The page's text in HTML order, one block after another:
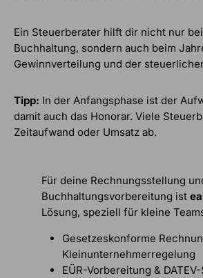
Ein Steuerberater hilft dir nicht nur
Buchhaltung, sondern auch beim
Gewinnverteilung und der
Tipp: In der Anfangsphase ist der
damit auch das Honorar. Viele
Zeitaufwand oder Umsatz ab.
Für deine Rechnungsstellung
Buchhaltungsvorbereitung ist
Lösung, speziell für kleine
Gesetzeskonforme
Kleinunternehmerregelung
EÜR-Vorbereitung &